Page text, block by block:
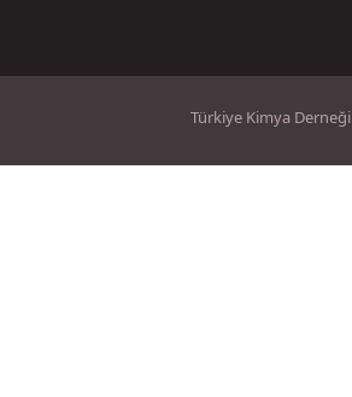
Türkiye Kimya Derneği